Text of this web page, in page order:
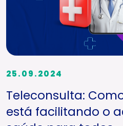
25.09.2024
Teleconsulta:
está facilitando o